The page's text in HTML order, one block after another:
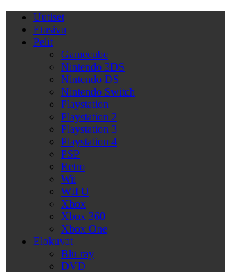
Uutiset
Etusivu
Pelit
Gamecube
Nintendo 3DS
Nintendo DS
Nintendo Switch
Playstation
Playstation 2
Playstation 3
Playstation 4
PSP
Retro
Wii
WII U
Xbox
Xbox 360
Xbox One
Elokuvat
Blu-ray
DVD